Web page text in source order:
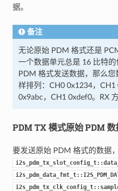
据。
备注
无论原始 PDM 格式还是
一个数据单元总是 16 比特
PDM 格式发送数据，那么
样排列：CH0 0x1234，CH1
0x9abc，CH1 0xdef0。RX
PDM TX 模式原始 PDM
要发送原始 PDM 格式的数据